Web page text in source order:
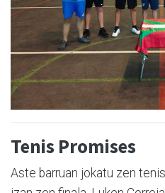
Tenis Promises
Aste barruan jokatu zen